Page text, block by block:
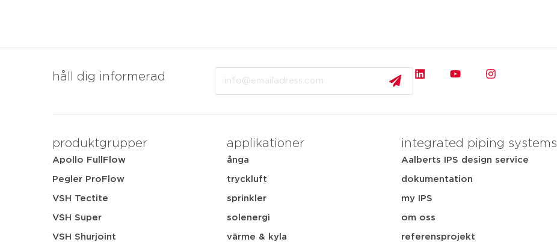
håll dig informerad
produktgrupper
Apollo FullFlow
Pegler ProFlow
VSH Tectite
VSH Super
VSH Shurjoint
applikationer
ånga
tryckluft
sprinkler
solenergi
värme & kyla
integrated piping systems
Aalberts IPS design service
dokumentation
my IPS
om oss
referensprojekt